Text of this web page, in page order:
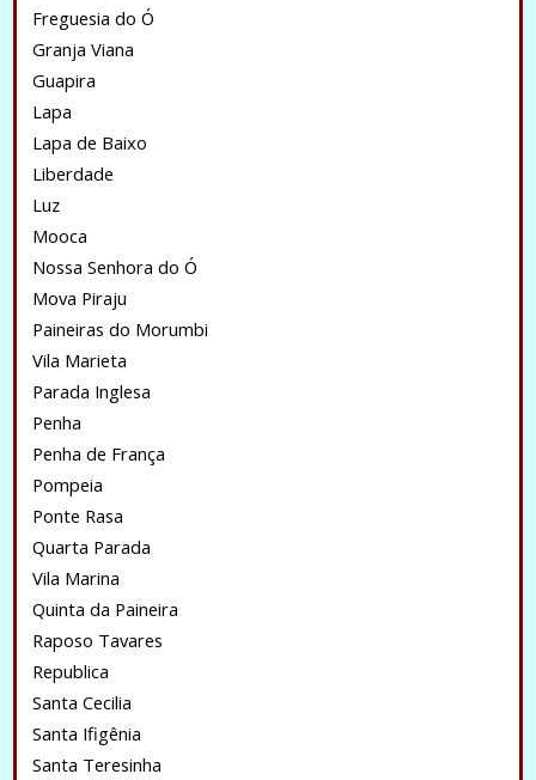
Freguesia do Ó
Granja Viana
Guapira
Lapa
Lapa de Baixo
Liberdade
Luz
Mooca
Nossa Senhora do Ó
Mova Piraju
Paineiras do Morumbi
Vila Marieta
Parada Inglesa
Penha
Penha de França
Pompeia
Ponte Rasa
Quarta Parada
Vila Marina
Quinta da Paineira
Raposo Tavares
Republica
Santa Cecilia
Santa Ifigênia
Santa Teresinha